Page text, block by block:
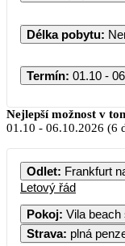
Délka pobytu:
Termín: 01.10 -
Nejlepší možnost v
01.10 - 06.10.2026 (6
Odlet: Frankfurt
Letový řád
Pokoj:
Strava: plná